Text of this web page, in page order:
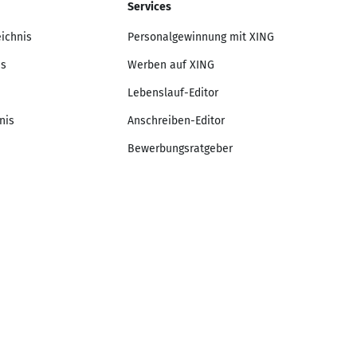
Services
Personalgewinnung mit XING
Werben auf XING
Lebenslauf-Editor
Anschreiben-Editor
Bewerbungsratgeber